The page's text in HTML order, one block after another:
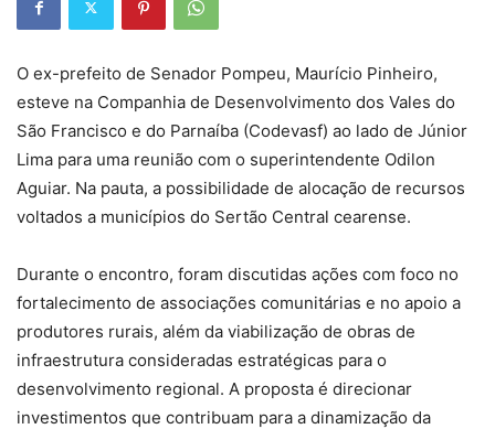
O ex-prefeito de Senador Pompeu, Maurício Pinheiro,
esteve na Companhia de Desenvolvimento dos Vales do
São Francisco e do Parnaíba (Codevasf) ao lado de Júnior
Lima para uma reunião com o superintendente Odilon
Aguiar. Na pauta, a possibilidade de alocação de recursos
voltados a municípios do Sertão Central cearense.
Durante o encontro, foram discutidas ações com foco no
fortalecimento de associações comunitárias e no apoio a
produtores rurais, além da viabilização de obras de
infraestrutura consideradas estratégicas para o
desenvolvimento regional. A proposta é direcionar
investimentos que contribuam para a dinamização da